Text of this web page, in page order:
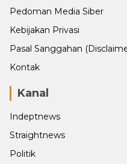
Pedoman Media Siber
Kebijakan Privasi
Pasal Sanggahan
Kontak
Kanal
Indeptnews
Straightnews
Politik